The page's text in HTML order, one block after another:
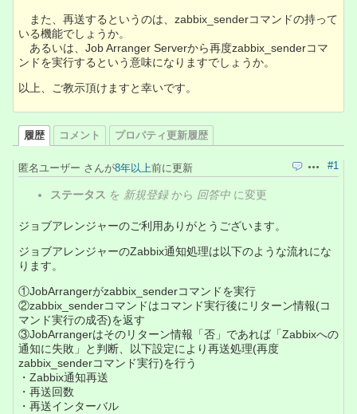
また、再送するというのは、zabbix_senderコマンドの持って
いる機能でしょうか。
あるいは、Job Arranger Serverから再度zabbix_senderコマ
ンドを実行するという意味になりますでしょうか。
以上、ご教示頂けますと幸いです。
履歴 コメント プロパティ更新履歴
引用 操作#1
匿名ユーザー さんが8年以上前に更新
ステータス を 新規登録から 回答中 に変更
ジョブアレンジャーのご利用ありがとうございます。
ジョブアレンジャーのZabbix通知処理は以下のような流れにな
ります。
①JobArrangerがzabbix_senderコマンドを実行
②zabbix_senderコマンドはコマンド実行後にリターン情報(コ
マンド実行の成否)を返す
③JobArrangerはそのリターン情報「否」であれば「Zabbixへの
通知に失敗」と判断、以下設定により再送処理(再度
zabbix_senderコマンド実行)を行う
・Zabbix通知再送
・再送回数
・再送インターバル